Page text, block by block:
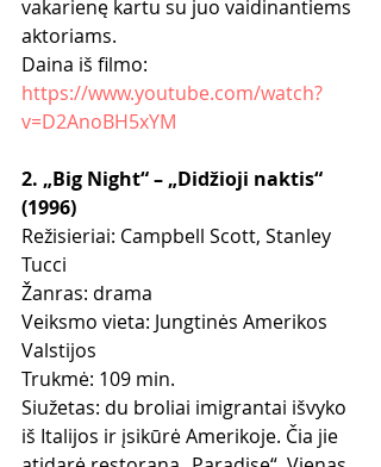
vakarienę kartu su juo vaidinantiems
aktoriams.
Daina iš filmo:
https://www.youtube.com/watch?
v=D2AnoBH5xYM
2. „Big Night“ – „Didžioji naktis“
(1996)
Režisieriai: Campbell Scott, Stanley
Tucci
Žanras: drama
Veiksmo vieta: Jungtinės Amerikos
Valstijos
Trukmė: 109 min.
Siužetas: du broliai imigrantai išvyko
iš Italijos ir įsikūrė Amerikoje. Čia jie